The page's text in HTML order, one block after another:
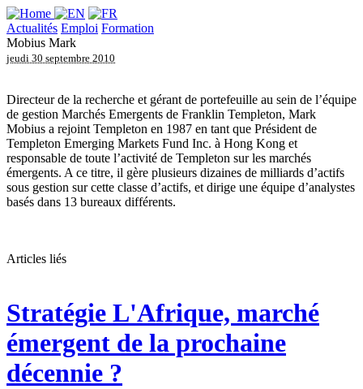
Actualités Emploi Formation
Mobius Mark
jeudi 30 septembre 2010
Directeur de la recherche et gérant de portefeuille au sein de l’équipe
de gestion Marchés Emergents de Franklin Templeton, Mark
Mobius a rejoint Templeton en 1987 en tant que Président de
Templeton Emerging Markets Fund Inc. à Hong Kong et
responsable de toute l’activité de Templeton sur les marchés
émergents. A ce titre, il gère plusieurs dizaines de milliards d’actifs
sous gestion sur cette classe d’actifs, et dirige une équipe d’analystes
basés dans 13 bureaux différents.
Articles liés
Stratégie L'Afrique, marché
émergent de la prochaine
décennie ?